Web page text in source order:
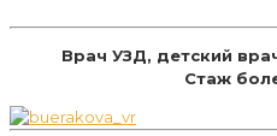
Врач УЗД, детский
Стаж